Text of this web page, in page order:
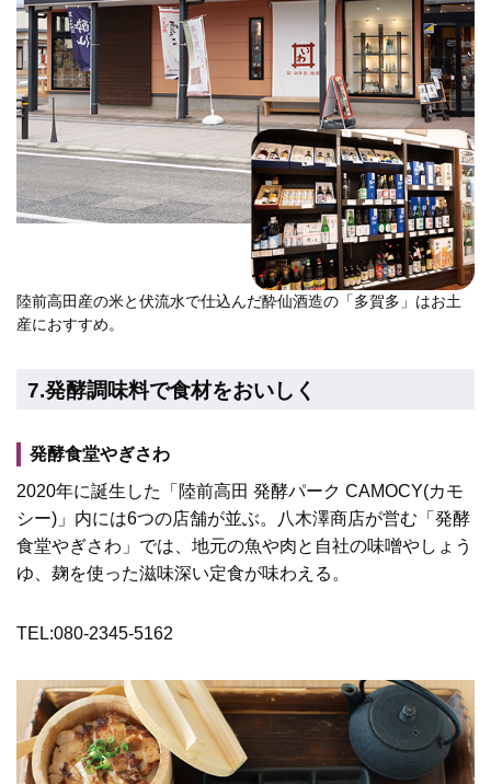
陸前高田産の米と伏流水で仕込んだ酔仙酒造の「多賀多」はお土
産におすすめ。
7.発酵調味料で食材をおいしく
発酵食堂やぎさわ
2020年に誕生した「陸前高田 発酵パーク CAMOCY(カモ
シー)」内には6つの店舗が並ぶ。八木澤商店が営む「発酵
食堂やぎさわ」では、地元の魚や肉と自社の味噌やしょう
ゆ、麹を使った滋味深い定食が味わえる。
TEL:080-2345-5162